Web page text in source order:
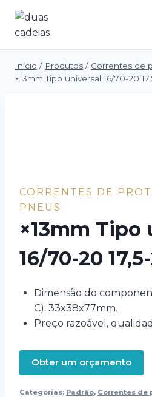
Saltar
para
conteúdo
Início / Produtos / Correntes de
×13mm Tipo universal 16/70-20
CORRENTES DE
PNEUS
×13mm Tipo
16/70-20
Dimensão do
C): 33x38x77mm.
Preço razoável,
Obter um orçamento
Categorias: Padrão, Correntes de